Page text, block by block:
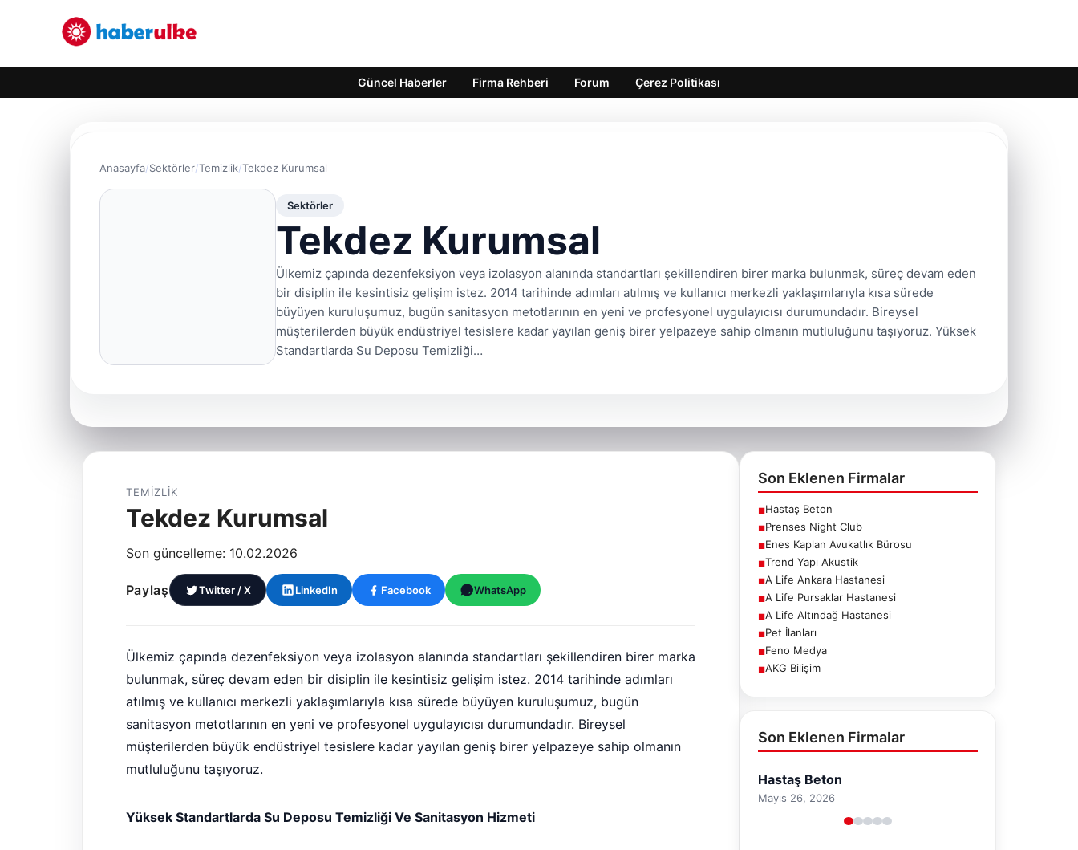
Güncel Haberler Firma Rehberi Forum Çerez Politikası
Anasayfa Sektörler Temizlik Tekdez Kurumsal
Sektörler
Tekdez Kurumsal
Ülkemiz çapında dezenfeksiyon veya izolasyon alanında standartları şekillendiren birer marka bulunmak, süreç devam eden
bir disiplin ile kesintisiz gelişim istez. 2014 tarihinde adımları atılmış ve kullanıcı merkezli yaklaşımlarıyla kısa sürede
büyüyen kuruluşumuz, bugün sanitasyon metotlarının en yeni ve profesyonel uygulayıcısı durumundadır. Bireysel
müşterilerden büyük endüstriyel tesislere kadar yayılan geniş birer yelpazeye sahip olmanın mutluluğunu taşıyoruz. Yüksek
Standartlarda Su Deposu Temizliği…
TEMIZLIK
Tekdez Kurumsal
Son güncelleme: 10.02.2026
Paylaş Twitter / X LinkedIn Facebook WhatsApp
Ülkemiz çapında dezenfeksiyon veya izolasyon alanında standartları şekillendiren birer marka
bulunmak, süreç devam eden bir disiplin ile kesintisiz gelişim istez. 2014 tarihinde adımları
atılmış ve kullanıcı merkezli yaklaşımlarıyla kısa sürede büyüyen kuruluşumuz, bugün
sanitasyon metotlarının en yeni ve profesyonel uygulayıcısı durumundadır. Bireysel
müşterilerden büyük endüstriyel tesislere kadar yayılan geniş birer yelpazeye sahip olmanın
mutluluğunu taşıyoruz.
Yüksek Standartlarda Su Deposu Temizliği Ve Sanitasyon Hizmeti
Son Eklenen Firmalar
■Hastaş Beton
■Prenses Night Club
■Enes Kaplan Avukatlık Bürosu
■Trend Yapı Akustik
■A Life Ankara Hastanesi
■A Life Pursaklar Hastanesi
■A Life Altındağ Hastanesi
■Pet İlanları
■Feno Medya
■AKG Bilişim
Son Eklenen Firmalar
Prenses Night Club
Nisan 29, 2026